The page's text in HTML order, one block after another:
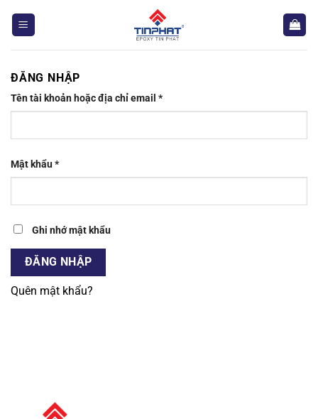
ĐĂNG NHẬP
Tên tài khoản hoặc địa chỉ email *Bắt
buộc
Mật khẩu*Bắt
buộc
Ghi nhớ mật khẩu
ĐĂNG NHẬP
Quên mật khẩu?